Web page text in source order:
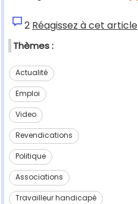
2 Réagissez à cet article
Thèmes :
Actualité
Emploi
Video
Revendications
Politique
Associations
Travailleur handicapé